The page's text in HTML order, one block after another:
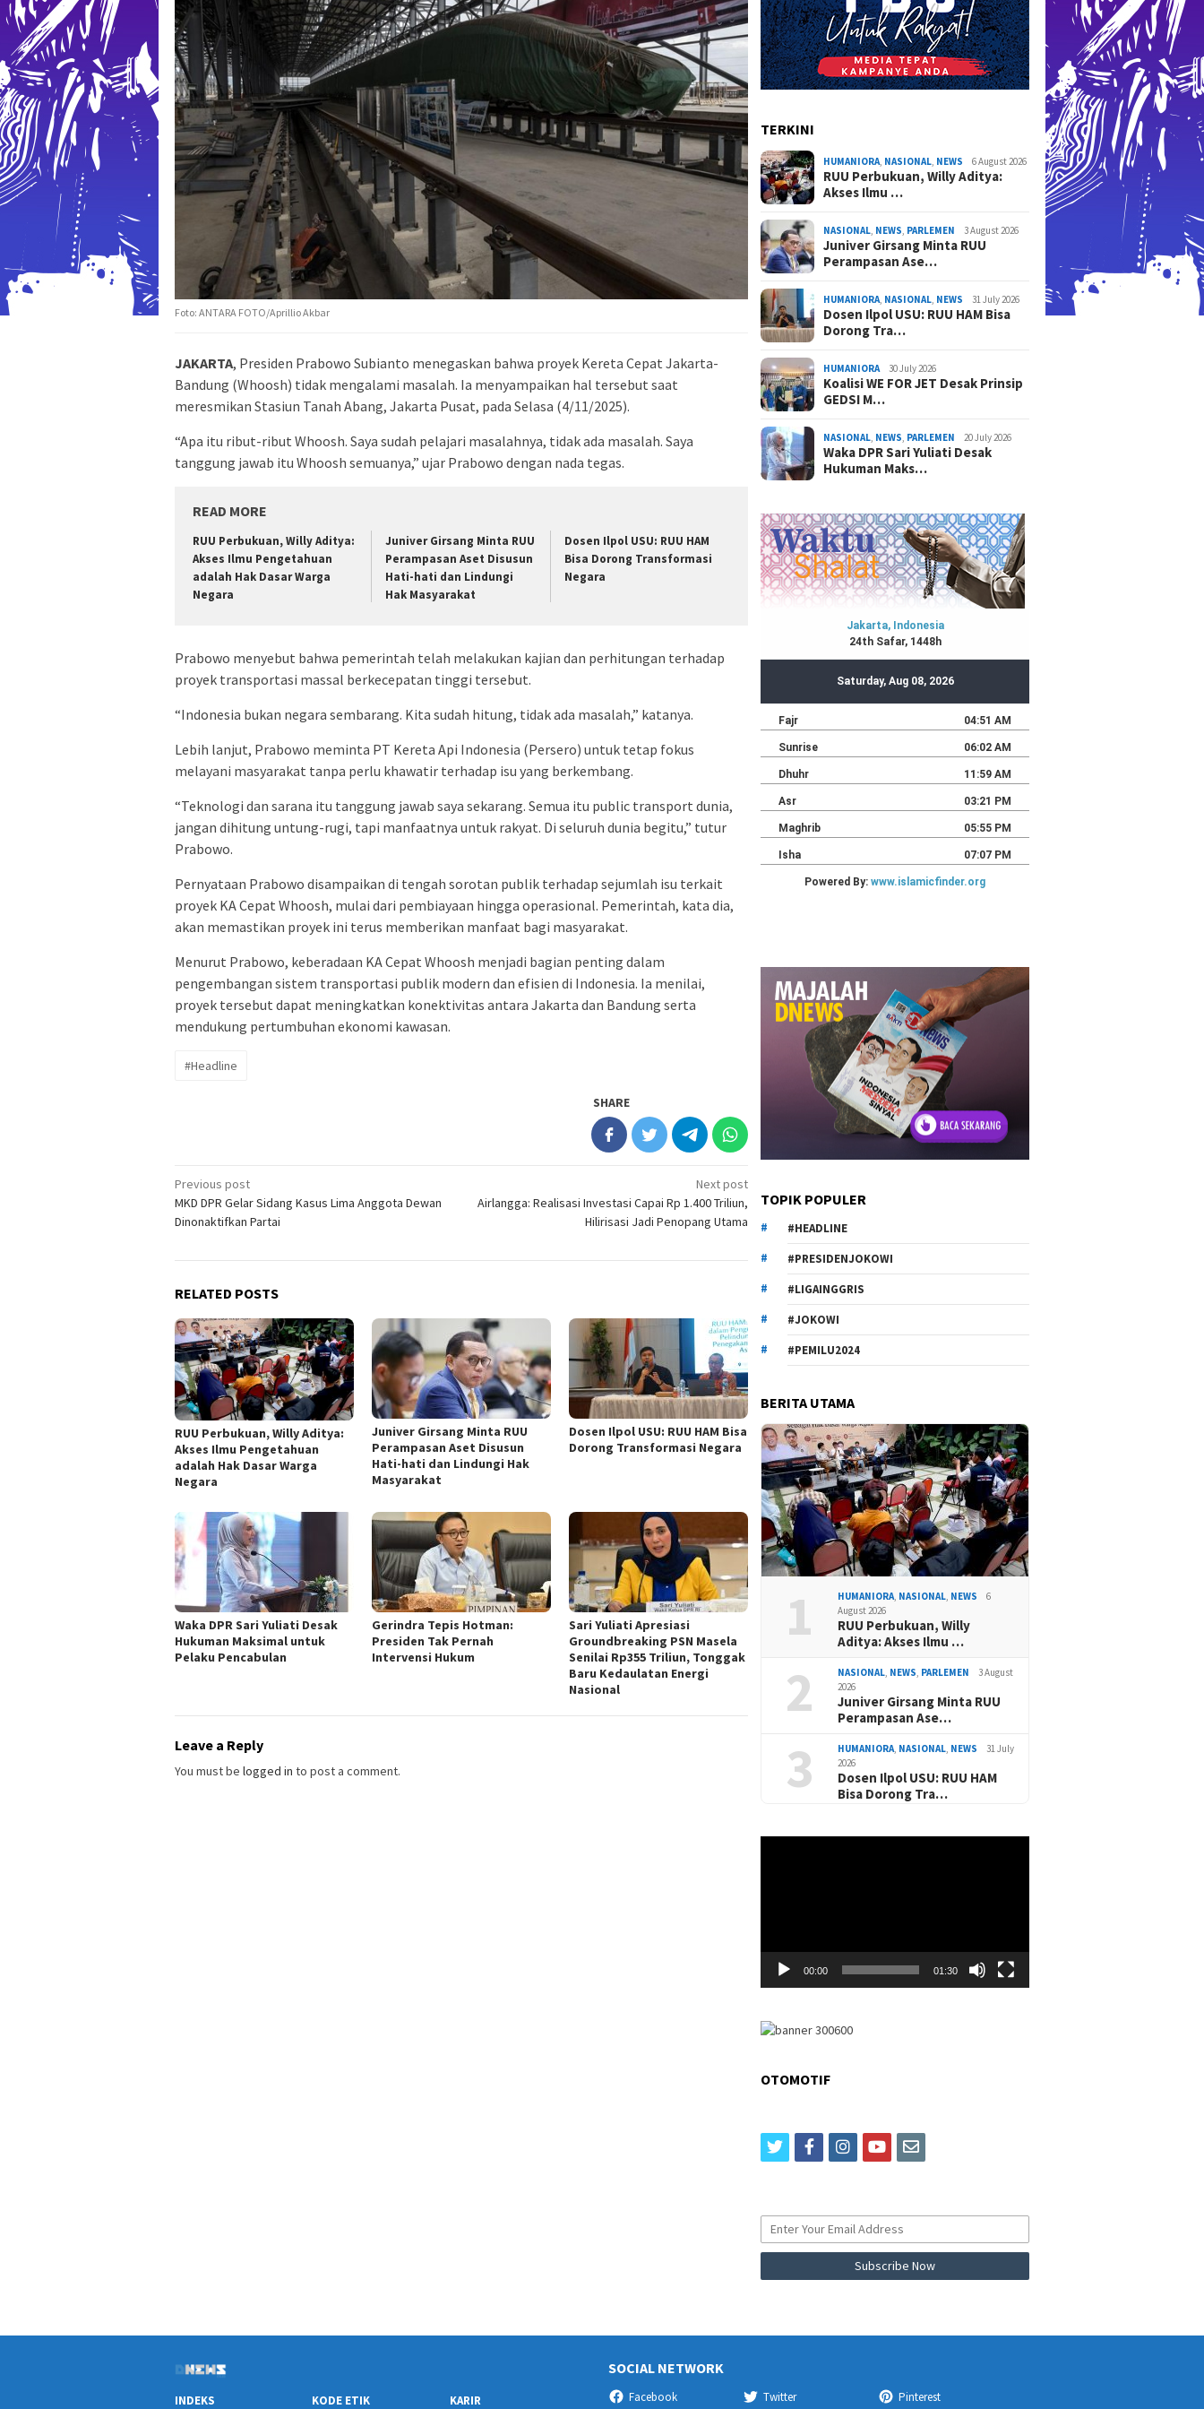
Foto: ANTARA FOTO/Aprillio Akbar
JAKARTA, Presiden Prabowo Subianto menegaskan bahwa proyek Kereta Cepat Jakarta-
Bandung (Whoosh) tidak mengalami masalah. Ia menyampaikan hal tersebut saat
meresmikan Stasiun Tanah Abang, Jakarta Pusat, pada Selasa (4/11/2025).
“Apa itu ribut-ribut Whoosh. Saya sudah pelajari masalahnya, tidak ada masalah. Saya
tanggung jawab itu Whoosh semuanya,” ujar Prabowo dengan nada tegas.
READ MORE
RUU Perbukuan, Willy Aditya:
Akses Ilmu Pengetahuan
adalah Hak Dasar Warga
Negara
Juniver Girsang Minta RUU
Perampasan Aset Disusun
Hati-hati dan Lindungi
Hak Masyarakat
Dosen Ilpol USU: RUU HAM
Bisa Dorong Transformasi
Negara
Prabowo menyebut bahwa pemerintah telah melakukan kajian dan perhitungan terhadap
proyek transportasi massal berkecepatan tinggi tersebut.
“Indonesia bukan negara sembarang. Kita sudah hitung, tidak ada masalah,” katanya.
Lebih lanjut, Prabowo meminta PT Kereta Api Indonesia (Persero) untuk tetap fokus
melayani masyarakat tanpa perlu khawatir terhadap isu yang berkembang.
“Teknologi dan sarana itu tanggung jawab saya sekarang. Semua itu public transport dunia,
jangan dihitung untung-rugi, tapi manfaatnya untuk rakyat. Di seluruh dunia begitu,” tutur
Prabowo.
Pernyataan Prabowo disampaikan di tengah sorotan publik terhadap sejumlah isu terkait
proyek KA Cepat Whoosh, mulai dari pembiayaan hingga operasional. Pemerintah, kata dia,
akan memastikan proyek ini terus memberikan manfaat bagi masyarakat.
Menurut Prabowo, keberadaan KA Cepat Whoosh menjadi bagian penting dalam
pengembangan sistem transportasi publik modern dan efisien di Indonesia. Ia menilai,
proyek tersebut dapat meningkatkan konektivitas antara Jakarta dan Bandung serta
mendukung pertumbuhan ekonomi kawasan.
#Headline
SHARE
Post
navigation
Previous post
MKD DPR Gelar Sidang Kasus Lima Anggota Dewan
Dinonaktifkan Partai
Next post
Airlangga: Realisasi Investasi Capai Rp 1.400 Triliun,
Hilirisasi Jadi Penopang Utama
RELATED POSTS
RUU Perbukuan, Willy Aditya:
Akses Ilmu Pengetahuan
adalah Hak Dasar Warga
Negara
Juniver Girsang Minta RUU
Perampasan Aset Disusun
Hati-hati dan Lindungi Hak
Masyarakat
Dosen Ilpol USU: RUU HAM Bisa
Dorong Transformasi Negara
Waka DPR Sari Yuliati Desak
Hukuman Maksimal untuk
Pelaku Pencabulan
Gerindra Tepis Hotman:
Presiden Tak Pernah
Intervensi Hukum
Sari Yuliati Apresiasi
Groundbreaking PSN Masela
Senilai Rp355 Triliun, Tonggak
Baru Kedaulatan Energi
Nasional
Leave a Reply
You must be logged in to post a comment.
TERKINI
HUMANIORA NASIONAL NEWS 6 August 2026
RUU Perbukuan, Willy Aditya:
Akses Ilmu …
NASIONAL NEWS PARLEMEN 3 August 2026
Juniver Girsang Minta RUU
Perampasan Ase…
HUMANIORA NASIONAL NEWS 31 July 2026
Dosen Ilpol USU: RUU HAM Bisa
Dorong Tra…
HUMANIORA 30 July 2026
Koalisi WE FOR JET Desak Prinsip
GEDSI M…
NASIONAL NEWS PARLEMEN 20 July 2026
Waka DPR Sari Yuliati Desak
Hukuman Maks…
TOPIK POPULER
#HEADLINE
#PRESIDENJOKOWI
#LIGAINGGRIS
#JOKOWI
#PEMILU2024
BERITA UTAMA
1 HUMANIORA, NASIONAL, NEWS
6
August 2026
RUU Perbukuan, Willy
Aditya: Akses Ilmu …
2 NASIONAL, NEWS, PARLEMEN
3 August
2026
Juniver Girsang Minta RUU
Perampasan Ase…
3 HUMANIORA, NASIONAL, NEWS
31 July
2026
Dosen Ilpol USU: RUU HAM
Bisa Dorong Tra…
00:00 01:30
OTOMOTIF
twitterfacebookinstagram
youtubeemail
INDEKS KODE ETIK KARIR
SOCIAL NETWORK
Facebook Twitter Pinterest